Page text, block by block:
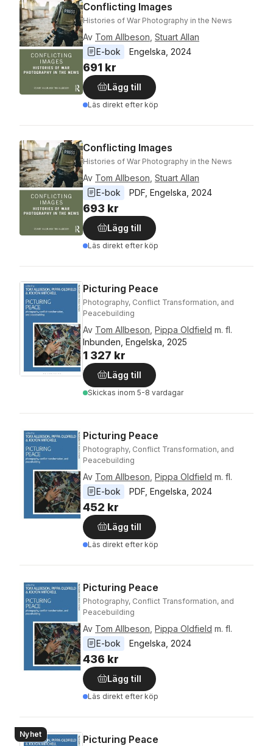
Conflicting Images
Histories of War Photography in the News
Av Tom Allbeson Stuart Allan
E-bok
Engelska 2024
691 kr
Lägg till
Läs direkt efter köp
Conflicting Images
Histories of War Photography in the News
Av Tom Allbeson Stuart Allan
E-bok
PDF Engelska 2024
693 kr
Lägg till
Läs direkt efter köp
Picturing Peace
Photography, Conflict Transformation, and
Peacebuilding
Av Tom Allbeson Pippa Oldfield m. fl.
Inbunden, Engelska, 2025
1 327 kr
Lägg till
Skickas inom 5-8 vardagar
Picturing Peace
Photography, Conflict Transformation, and
Peacebuilding
Av Tom Allbeson Pippa Oldfield m. fl.
E-bok
PDF Engelska 2024
452 kr
Lägg till
Läs direkt efter köp
Picturing Peace
Photography, Conflict Transformation, and
Peacebuilding
Av Tom Allbeson Pippa Oldfield m. fl.
E-bok
Engelska 2024
436 kr
Lägg till
Läs direkt efter köp
Nyhet Picturing Peace